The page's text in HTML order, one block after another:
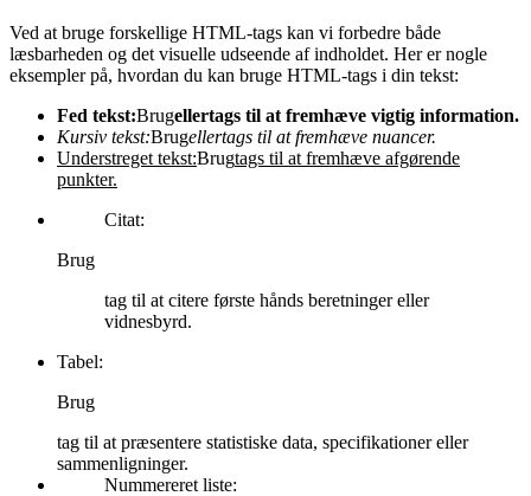
Ved at bruge forskellige HTML-tags kan vi forbedre både
læsbarheden og det visuelle udseende af indholdet. Her er nogle
eksempler på, hvordan du kan bruge HTML-tags i din tekst:
Fed tekst:Brugellertags til at fremhæve vigtig information.
Kursiv tekst:Brugellertags til at fremhæve nuancer.
Understreget tekst:Brugtags til at fremhæve afgørende
punkter.
Citat:
Brug
tag til at citere første hånds beretninger eller
vidnesbyrd.
Tabel:
Brug
tag til at præsentere statistiske data, specifikationer eller
sammenligninger.
Nummereret liste: